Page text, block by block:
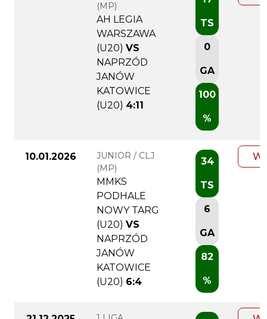
(MP)
AH LEGIA
WARSZAWA
(U20) VS
NAPRZÓD
JANÓW
KATOWICE
(U20) 4:11
TS
0
GA
100
%
10.01.2026
JUNIOR / CLJ
(MP)
MMKS
PODHALE
NOWY TARG
(U20) VS
NAPRZÓD
JANÓW
KATOWICE
(U20) 6:4
34
TS
6
GA
82
%